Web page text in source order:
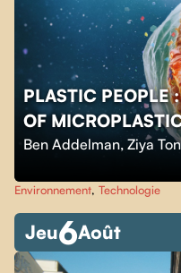
PLASTIC PEOPLE
OF
Ben Addelman, Ziya
Environnement, Technologie
Jeu6Août